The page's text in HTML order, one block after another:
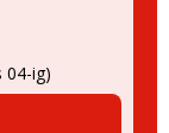
04-ig)